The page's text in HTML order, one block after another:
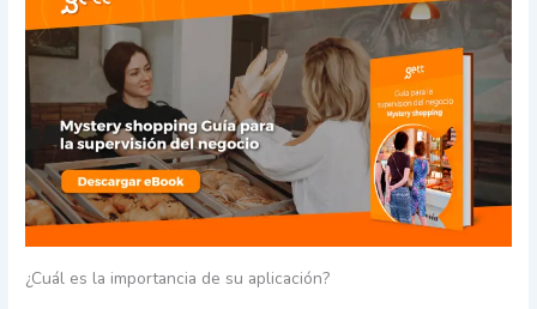
¿Cuál es la importancia de su aplicación?